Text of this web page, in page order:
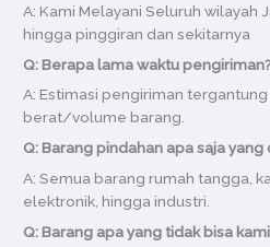
A: Kami Melayani Seluruh wilayah
hingga pinggiran dan sekitarnya
Q: Berapa lama waktu
A: Estimasi pengiriman
berat/volume barang.
Q: Barang pindahan apa saja
A: Semua barang rumah tangga,
elektronik, hingga industri.
Q: Barang apa yang tidak bisa